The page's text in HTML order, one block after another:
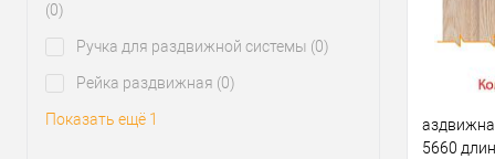
(0)
Ручка для раздвижной системы (0)
Рейка раздвижная (0)
Показать ещё 1
В
Тип товара
5660